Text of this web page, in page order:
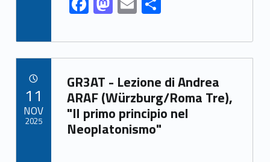
ac
e
b
o
o
k
as
to
d
o
n
m
ai
l
ar
e
Link identifier archive #link-archive-62
GR3AT - Lezione di Andrea
ARAF (Würzburg/Roma Tre),
"Il primo principio nel
Neoplatonismo"
11
NOV
2025